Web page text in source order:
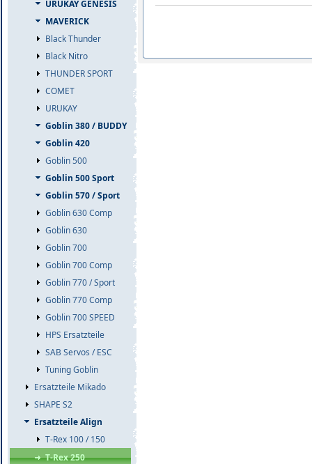
URUKAY GENESIS
MAVERICK
Black Thunder
Black Nitro
THUNDER SPORT
COMET
URUKAY
Goblin 380 / BUDDY
Goblin 420
Goblin 500
Goblin 500 Sport
Goblin 570 / Sport
Goblin 630 Comp
Goblin 630
Goblin 700
Goblin 700 Comp
Goblin 770 / Sport
Goblin 770 Comp
Goblin 700 SPEED
HPS Ersatzteile
SAB Servos / ESC
Tuning Goblin
Ersatzteile Mikado
SHAPE S2
Ersatzteile Align
T-Rex 100 / 150
T-Rex 250